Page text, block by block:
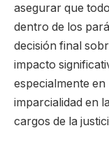
asegurar que
dentro de los
decisión final
impacto
especialmente
imparcialidad en
cargos de la